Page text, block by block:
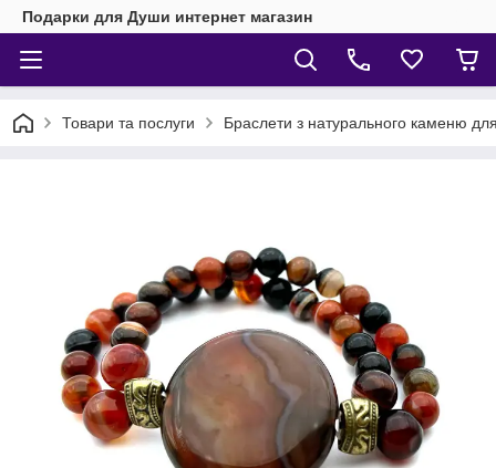
Подарки для Души интернет магазин
Товари та послуги Браслети з натурального каменю